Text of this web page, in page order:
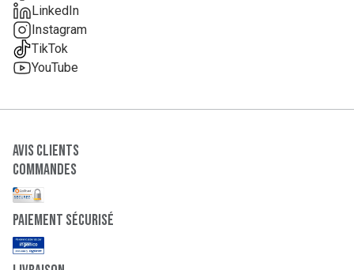
LinkedIn
Instagram
TikTok
YouTube
Avis clients
Commandes
paiement sécurisé